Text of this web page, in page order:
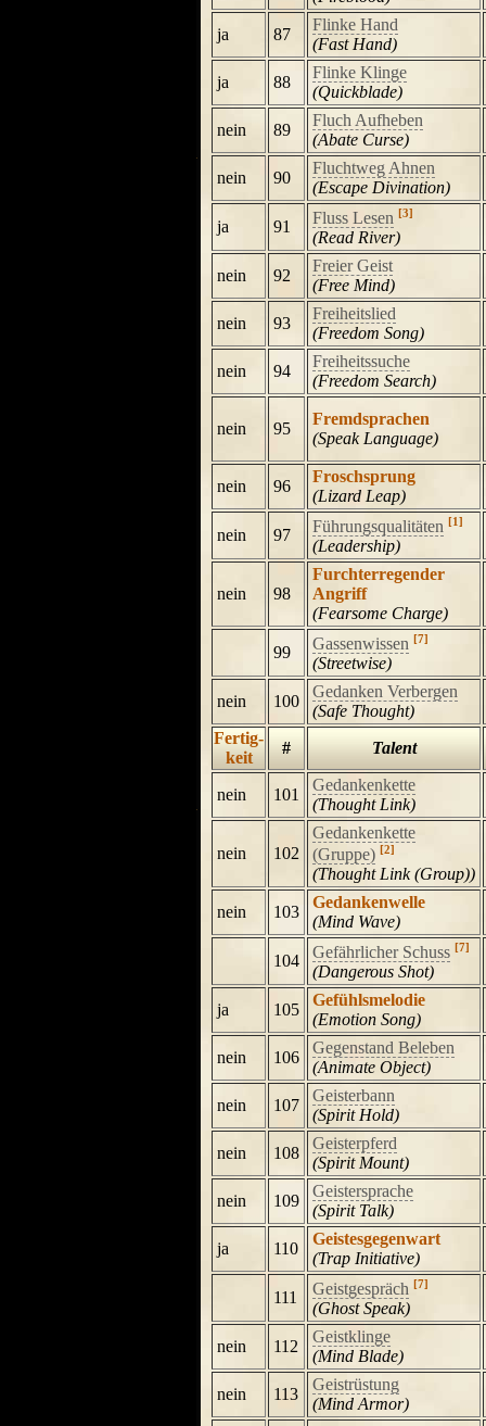
ja 87
Flinke Hand
(Fast Hand)
ja 88
Flinke Klinge
(Quickblade)
nein 89
Fluch Aufheben
(Abate Curse)
nein 90
Fluchtweg Ahnen
(Escape Divination)
ja 91 Fluss Lesen [3]
(Read River)
nein 92
Freier Geist
(Free Mind)
nein 93
Freiheitslied
(Freedom Song)
nein 94
Freiheitssuche
(Freedom Search)
nein 95
Fremdsprachen
(Speak Language)
nein 96
Froschsprung
(Lizard Leap)
nein 97 Führungsqualitäten [1]
(Leadership)
nein 98
Furchterregender
Angriff
(Fearsome Charge)
99 Gassenwissen [7]
(Streetwise)
nein 100
Gedanken Verbergen
(Safe Thought)
Fertig-
keit
# Talent
nein 101
Gedankenkette
(Thought Link)
nein 102
Gedankenkette
(Gruppe) [2]
(Thought Link (Group))
nein 103
Gedankenwelle
(Mind Wave)
104 Gefährlicher Schuss [7]
(Dangerous Shot)
ja 105
Gefühlsmelodie
(Emotion Song)
nein 106
Gegenstand Beleben
(Animate Object)
nein 107
Geisterbann
(Spirit Hold)
nein 108
Geisterpferd
(Spirit Mount)
nein 109
Geistersprache
(Spirit Talk)
ja 110
Geistesgegenwart
(Trap Initiative)
111 Geistgespräch [7]
(Ghost Speak)
nein 112
Geistklinge
(Mind Blade)
nein 113
Geistrüstung
(Mind Armor)